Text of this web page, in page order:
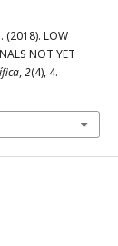
(2018). LOW
NOT YET
,2(4), 4.